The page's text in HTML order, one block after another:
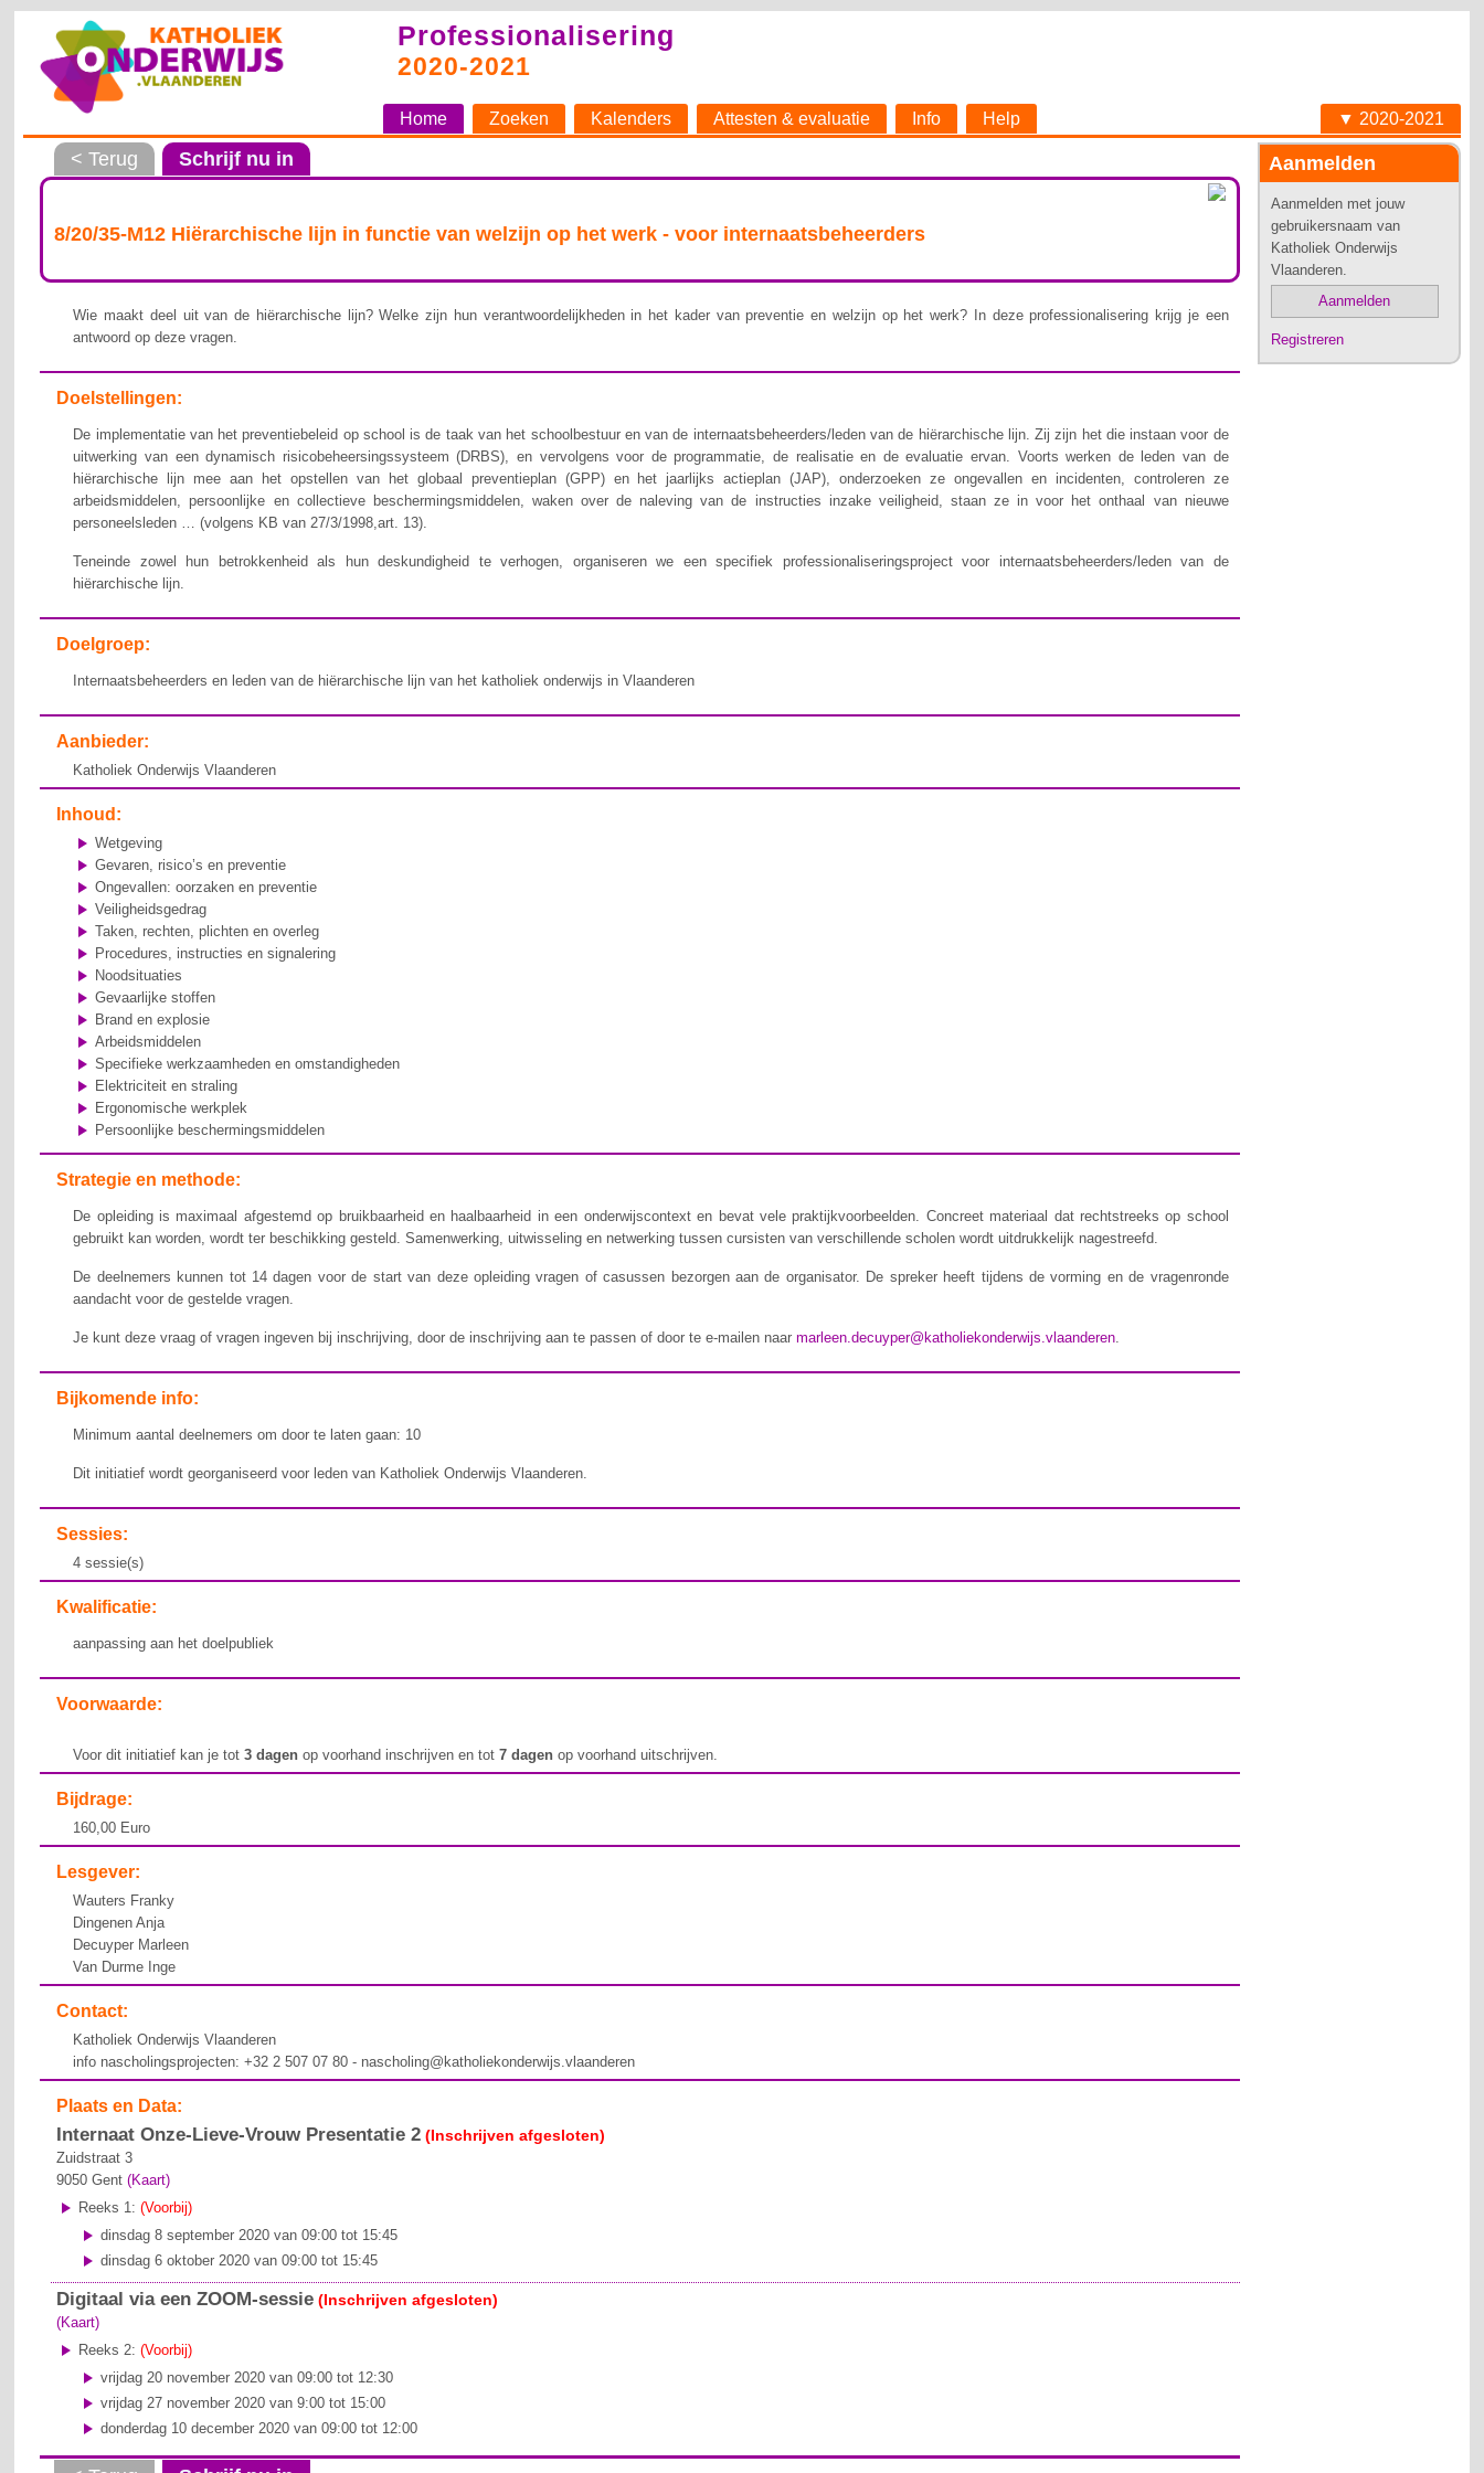
Professionalisering
2020-2021
Home Zoeken Kalenders Attesten & evaluatie Info Help ▼ 2020-2021
Aanmelden
Aanmelden met jouw
gebruikersnaam van
Katholiek Onderwijs
Vlaanderen.
Aanmelden
Registreren
< Terug Schrijf nu in
8/20/35-M12 Hiërarchische lijn in functie van welzijn op het werk - voor internaatsbeheerders
Wie maakt deel uit van de hiërarchische lijn? Welke zijn hun verantwoordelijkheden in het kader van preventie en welzijn op het werk? In deze professionalisering krijg je een
antwoord op deze vragen.
Doelstellingen:
De implementatie van het preventiebeleid op school is de taak van het schoolbestuur en van de internaatsbeheerders/leden van de hiërarchische lijn. Zij zijn het die instaan voor de
uitwerking van een dynamisch risicobeheersingssysteem (DRBS), en vervolgens voor de programmatie, de realisatie en de evaluatie ervan. Voorts werken de leden van de
hiërarchische lijn mee aan het opstellen van het globaal preventieplan (GPP) en het jaarlijks actieplan (JAP), onderzoeken ze ongevallen en incidenten, controleren ze
arbeidsmiddelen, persoonlijke en collectieve beschermingsmiddelen, waken over de naleving van de instructies inzake veiligheid, staan ze in voor het onthaal van nieuwe
personeelsleden … (volgens KB van 27/3/1998,art. 13).
Teneinde zowel hun betrokkenheid als hun deskundigheid te verhogen, organiseren we een specifiek professionaliseringsproject voor internaatsbeheerders/leden van de
hiërarchische lijn.
Doelgroep:
Internaatsbeheerders en leden van de hiërarchische lijn van het katholiek onderwijs in Vlaanderen
Aanbieder:
Katholiek Onderwijs Vlaanderen
Inhoud:
Wetgeving
Gevaren, risico’s en preventie
Ongevallen: oorzaken en preventie
Veiligheidsgedrag
Taken, rechten, plichten en overleg
Procedures, instructies en signalering
Noodsituaties
Gevaarlijke stoffen
Brand en explosie
Arbeidsmiddelen
Specifieke werkzaamheden en omstandigheden
Elektriciteit en straling
Ergonomische werkplek
Persoonlijke beschermingsmiddelen
Strategie en methode:
De opleiding is maximaal afgestemd op bruikbaarheid en haalbaarheid in een onderwijscontext en bevat vele praktijkvoorbeelden. Concreet materiaal dat rechtstreeks op school
gebruikt kan worden, wordt ter beschikking gesteld. Samenwerking, uitwisseling en netwerking tussen cursisten van verschillende scholen wordt uitdrukkelijk nagestreefd.
De deelnemers kunnen tot 14 dagen voor de start van deze opleiding vragen of casussen bezorgen aan de organisator. De spreker heeft tijdens de vorming en de vragenronde
aandacht voor de gestelde vragen.
Je kunt deze vraag of vragen ingeven bij inschrijving, door de inschrijving aan te passen of door te e-mailen naarmarleen.decuyper@katholiekonderwijs.vlaanderen.
Bijkomende info:
Minimum aantal deelnemers om door te laten gaan: 10
Dit initiatief wordt georganiseerd voor leden van Katholiek Onderwijs Vlaanderen.
Sessies:
4 sessie(s)
Kwalificatie:
aanpassing aan het doelpubliek
Voorwaarde:
Voor dit initiatief kan je tot3 dagen op voorhand inschrijven en tot7 dagenop voorhand uitschrijven.
Bijdrage:
160,00 Euro
Lesgever:
Wauters Franky
Dingenen Anja
Decuyper Marleen
Van Durme Inge
Contact:
Katholiek Onderwijs Vlaanderen
info nascholingsprojecten: +32 2 507 07 80 - nascholing@katholiekonderwijs.vlaanderen
Plaats en Data:
Internaat Onze-Lieve-Vrouw Presentatie 2 (Inschrijven afgesloten)
Zuidstraat 3
9050 Gent (Kaart)
Reeks 1:(Voorbij)
dinsdag 8 september 2020 van 09:00 tot 15:45
dinsdag 6 oktober 2020 van 09:00 tot 15:45
Digitaal via een ZOOM-sessie (Inschrijven afgesloten)
(Kaart)
Reeks 2:(Voorbij)
vrijdag 20 november 2020 van 09:00 tot 12:30
vrijdag 27 november 2020 van 9:00 tot 15:00
donderdag 10 december 2020 van 09:00 tot 12:00